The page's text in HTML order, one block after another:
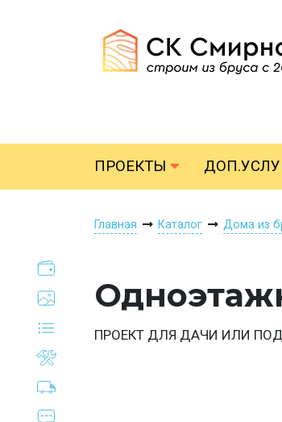
ПРОЕКТЫ
Главная Каталог Дома из
ПРОЕКТ ДЛЯ ДАЧИ ИЛИ